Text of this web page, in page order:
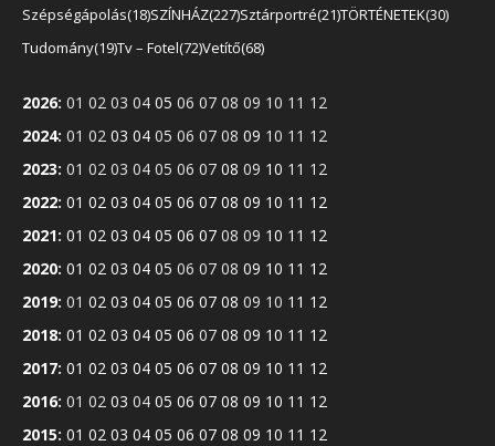
Szépségápolás 18 SZÍNHÁZ 227 Sztárportré 21 TÖRTÉNETEK 30
Tudomány 19Tv – Fotel 72 Vetítő 68
2026: 01 02 03 04 05 06 07 08 09 10 11 12
2024: 01 02 03 04 05 06 07 08 09 10 11 12
2023: 01 02 03 04 05 06 07 08 09 10 11 12
2022: 01 02 03 04 05 06 07 08 09 10 11 12
2021: 01 02 03 04 05 06 07 08 09 10 11 12
2020: 01 02 03 04 05 06 07 08 09 10 11 12
2019: 01 02 03 04 05 06 07 08 09 10 11 12
2018: 01 02 03 04 05 06 07 08 09 10 11 12
2017: 01 02 03 04 05 06 07 08 09 10 11 12
2016: 01 02 03 04 05 06 07 08 09 10 11 12
2015: 01 02 03 04 05 06 07 08 09 10 11 12